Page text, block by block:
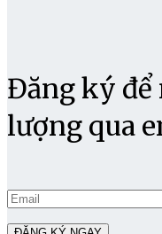
Đăng ký để
lượng qua